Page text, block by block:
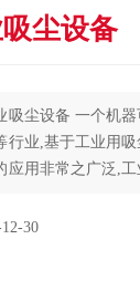
尘设备
吸尘设备 一个机
行业,基于工业用
应用非常之广泛,
30